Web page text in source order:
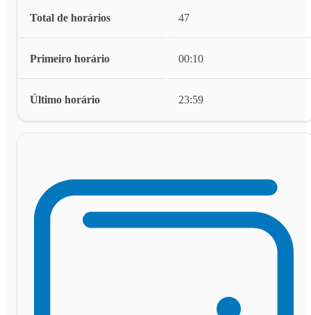
Total de horários 47
Primeiro horário 00:10
Último horário 23:59